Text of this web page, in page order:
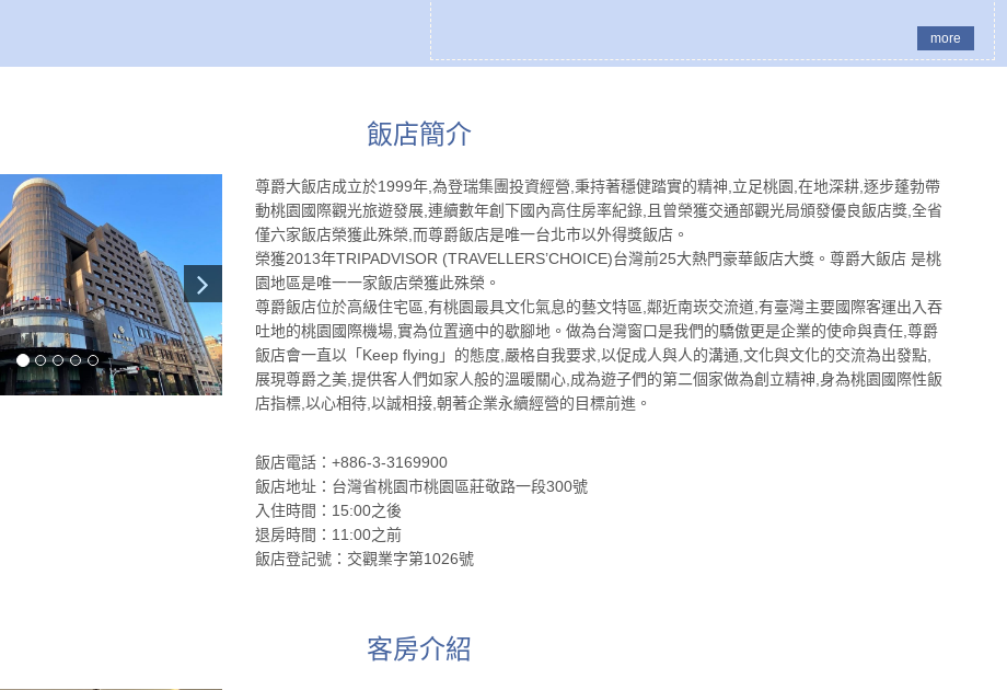
more
飯店簡介
尊爵大飯店成立於1999年,為登瑞集團投資經營,秉持著穩健踏實的精神,立足桃園,在地深耕,逐步蓬勃帶
動桃園國際觀光旅遊發展,連續數年創下國內高住房率紀錄,且曾榮獲交通部觀光局頒發優良飯店獎,全省
僅六家飯店榮獲此殊榮,而尊爵飯店是唯一台北市以外得獎飯店。
榮獲2013年TRIPADVISOR (TRAVELLERS’CHOICE)台灣前25大熱門豪華飯店大獎。尊爵大飯店 是桃
園地區是唯一一家飯店榮獲此殊榮。
尊爵飯店位於高級住宅區,有桃園最具文化氣息的藝文特區,鄰近南崁交流道,有臺灣主要國際客運出入吞
吐地的桃園國際機場,實為位置適中的歇腳地。做為台灣窗口是我們的驕傲更是企業的使命與責任,尊爵
飯店會一直以「Keep flying」的態度,嚴格自我要求,以促成人與人的溝通,文化與文化的交流為出發點,
展現尊爵之美,提供客人們如家人般的溫暖關心,成為遊子們的第二個家做為創立精神,身為桃園國際性飯
店指標,以心相待,以誠相接,朝著企業永續經營的目標前進。
飯店電話：+886-3-3169900
飯店地址：台灣省桃園市桃園區莊敬路一段300號
入住時間：15:00之後
退房時間：11:00之前
飯店登記號：交觀業字第1026號
客房介紹